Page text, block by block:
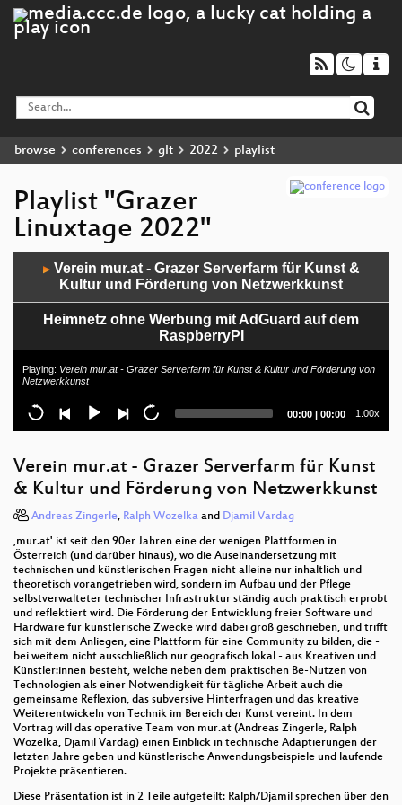
browse conferences glt 2022 playlist
Playlist "Grazer
Linuxtage 2022"
Player▶Verein mur.at - Grazer Serverfarm für Kunst &
Kultur und Förderung von Netzwerkkunst
Heimnetz ohne Werbung mit AdGuard auf dem
RaspberryPI
I'll believe it when I see it: Teaching Computer Vision
Vim for Everyone
Free Software *Is* Sustainable Software
[SPONSOR] BearingPoint Vortrag: Künstliche
Intelligenz - Anwendungen und Trends
Software Defined Networks mit pox und Mininet
Enterprise-Backup für KVM, Container und
physische Server mit Proxmox Backup Server
Your Name Is Invalid!
AlekSIS, das freie Schul-Informations-System
Platzsprecher/DJ mit Open Source
[SPONSOR] CI/CD is an UFO!
Balkonkraftwerk errichten und messen
Playing: Verein mur.at - Grazer Serverfarm für Kunst & Kultur und Förderung von
Netzwerkkunst
Current
00:00 | Total
00:00 1.00x
Verein mur.at - Grazer Serverfarm für Kunst
& Kultur und Förderung von Netzwerkkunst
Andreas Zingerle, Ralph Wozelka and Djamil Vardag
‚mur.at' ist seit den 90er Jahren eine der wenigen Plattformen in
Österreich (und darüber hinaus), wo die Auseinandersetzung mit
technischen und künstlerischen Fragen nicht alleine nur inhaltlich und
theoretisch vorangetrieben wird, sondern im Aufbau und der Pflege
selbstverwalteter technischer Infrastruktur ständig auch praktisch erprobt
und reflektiert wird. Die Förderung der Entwicklung freier Software und
Hardware für künstlerische Zwecke wird dabei groß geschrieben, und trifft
sich mit dem Anliegen, eine Plattform für eine Community zu bilden, die -
bei weitem nicht ausschließlich nur geografisch lokal - aus Kreativen und
Künstler:innen besteht, welche neben dem praktischen Be-Nutzen von
Technologien als einer Notwendigkeit für tägliche Arbeit auch die
gemeinsame Reflexion, das subversive Hinterfragen und das kreative
Weiterentwickeln von Technik im Bereich der Kunst vereint. In dem
Vortrag will das operative Team von mur.at (Andreas Zingerle, Ralph
Wozelka, Djamil Vardag) einen Einblick in technische Adaptierungen der
letzten Jahre geben und künstlerische Anwendungsbeispiele und laufende
Projekte präsentieren.
Diese Präsentation ist in 2 Teile aufgeteilt: Ralph/Djamil sprechen über den